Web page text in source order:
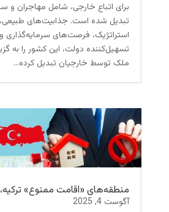
برای اتباع خارجی، شامل مهاجران و
تبدیل شده است. جذابیت‌های
استراتژیک، فرصت‌های
تسهیل‌کننده دولت، این کشور را به
ملک توسط خارجیان تبدیل کرده...
منطقه‌های «اقامت ممنوع»
آگوست 4, 2025